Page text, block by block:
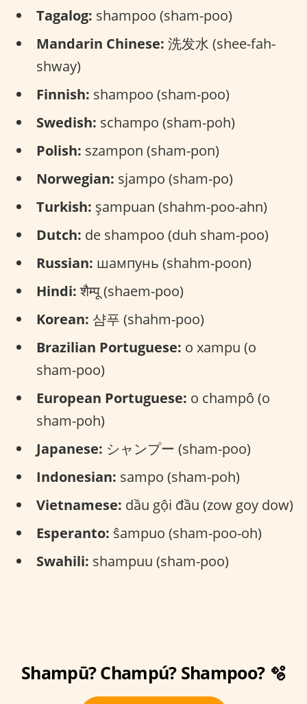
Tagalog: shampoo (sham-poo)
Mandarin Chinese: 洗发水 (shee-fah-
shway)
Finnish: shampoo (sham-poo)
Swedish: schampo (sham-poh)
Polish: szampon (sham-pon)
Norwegian: sjampo (sham-po)
Turkish: şampuan (shahm-poo-ahn)
Dutch: de shampoo (duh sham-poo)
Russian: шампунь (shahm-poon)
Hindi:शैम्पू (shaem-poo)
Korean: 샴푸 (shahm-poo)
Brazilian Portuguese: o xampu (o
sham-poo)
European Portuguese: o champô (o
sham-poh)
Japanese: シャンプー (sham-poo)
Indonesian: sampo (sham-poh)
Vietnamese: dầu gội đầu (zow goy dow)
Esperanto: ŝampuo (sham-poo-oh)
Swahili: shampuu (sham-poo)
Shampū? Champú? Shampoo? 🫧